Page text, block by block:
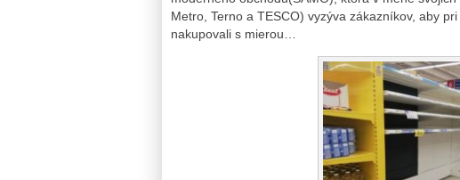
Metro, Terno a TESCO) vyzýva zákazníkov, aby
nakupovali s mierou…